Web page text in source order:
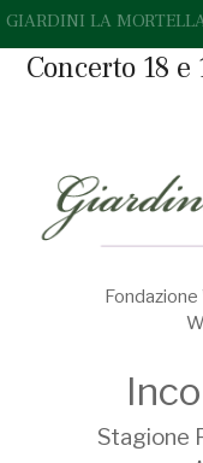
GIARDINI LA
Concerto 18
Stagione